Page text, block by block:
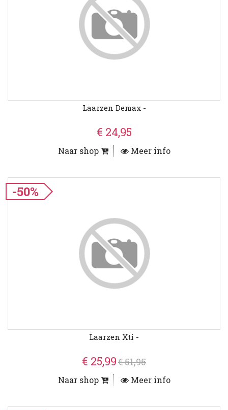
Laarzen Demax -
€ 24,95
Naar shop Meer info
-50%
Laarzen Xti -
€ 25,99€ 51,95
Naar shop Meer info